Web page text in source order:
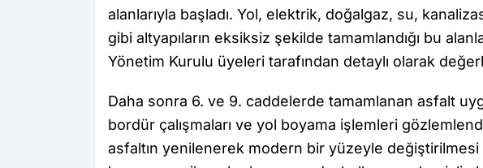
alanlarıyla başladı. Yol, elektrik, doğalgaz, su,
gibi altyapıların eksiksiz şekilde tamamlandığı bu
Yönetim Kurulu üyeleri tarafından detaylı olarak
Daha sonra 6. ve 9. caddelerde tamamlanan asfalt
bordür çalışmaları ve yol boyama işlemleri
asfaltın yenilenerek modern bir yüzeyle